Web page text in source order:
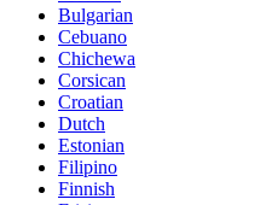
Bulgarian
Cebuano
Chichewa
Corsican
Croatian
Dutch
Estonian
Filipino
Finnish